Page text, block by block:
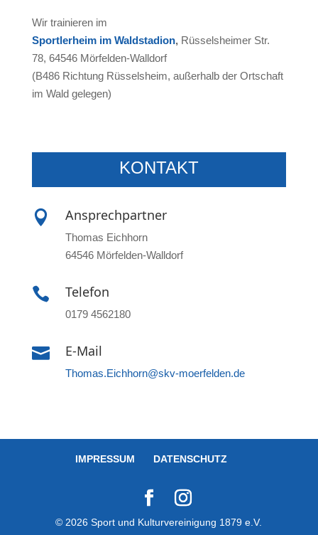
Wir trainieren im
Sportlerheim im Waldstadion, Rüsselsheimer Str.
78, 64546 Mörfelden-Walldorf
(B486 Richtung Rüsselsheim, außerhalb der Ortschaft
im Wald gelegen)
KONTAKT
 Ansprechpartner
Thomas Eichhorn
64546 Mörfelden-Walldorf
 Telefon
0179 4562180
 E-Mail
Thomas.Eichhorn@skv-moerfelden.de
IMPRESSUM DATENSCHUTZ
© 2026 Sport und Kulturvereinigung 1879 e.V.